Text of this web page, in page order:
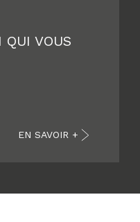
QUI VOUS
EN SAVOIR +